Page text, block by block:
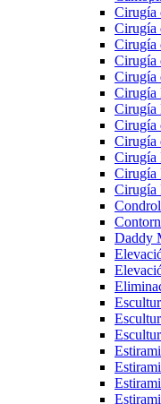
Cirugía
Cirugía
Cirugía
Cirugía
Cirugía
Cirugía
Cirugía
Cirugía
Cirugía
Cirugía
Cirugía
Cirugía
Daddy